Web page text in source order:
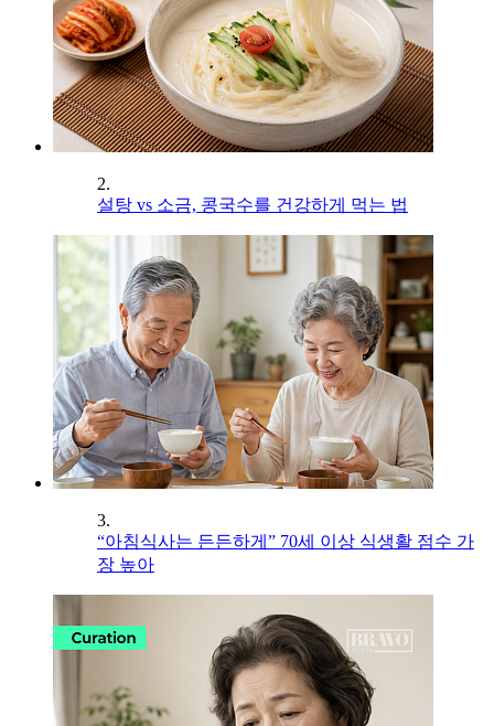
2.
설탕 vs 소금, 콩국수를 건강하게 먹는 법
3.
“아침식사는 든든하게” 70세 이상 식생활 점수 가
장 높아